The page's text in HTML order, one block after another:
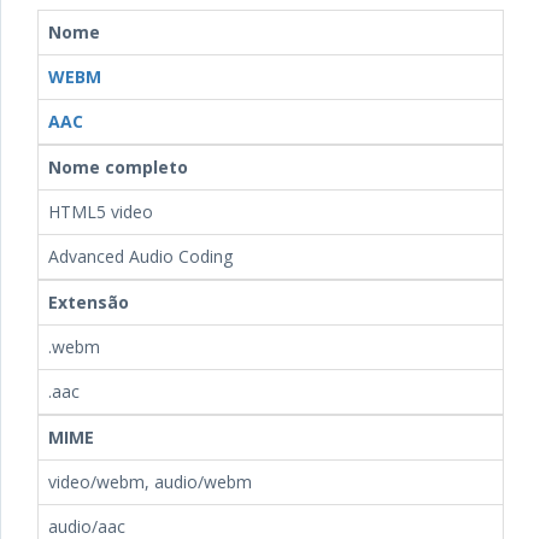
Nome
WEBM
AAC
Nome completo
HTML5 video
Advanced Audio Coding
Extensão
.webm
.aac
MIME
video/webm, audio/webm
audio/aac